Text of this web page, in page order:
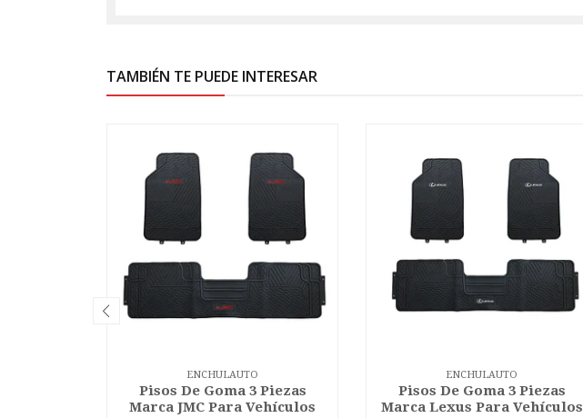
TAMBIÉN TE PUEDE INTERESAR
ENCHULAUTO
Pisos De Goma 3 Piezas
Marca JMC Para Vehículos
ENCHULAUTO
Pisos De Goma 3 Piezas
Marca Lexus Para Vehículos